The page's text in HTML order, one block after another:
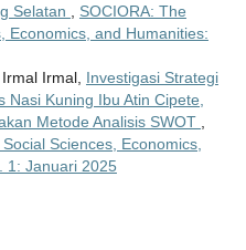
Selatan
SOCIORA: The
Economics, and Humanities:
Irmal, Investigasi Strategi
Kuning Ibu Atin Cipete,
Metode Analisis SWOT
Sciences, Economics,
1: Januari 2025